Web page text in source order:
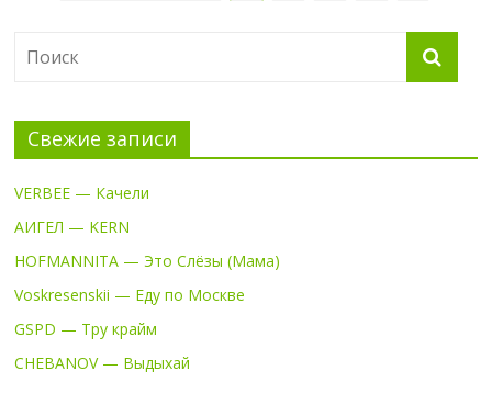
Свежие записи
VERBEE — Качели
АИГЕЛ — KERN
HOFMANNITA — Это Слёзы (Мама)
Voskresenskii — Еду по Москве
GSPD — Тру крайм
CHEBANOV — Выдыхай